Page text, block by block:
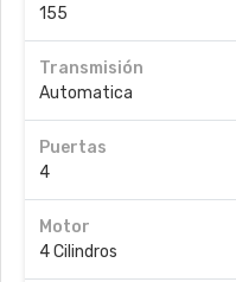
155
Transmisión
Automatica
Puertas
4
Motor
4 Cilindros